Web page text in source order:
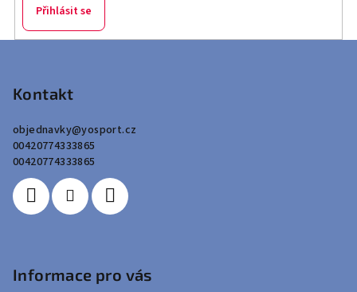
Přihlásit se
Kontakt
objednavky@yosport.cz
00420774333865
00420774333865
Informace pro vás